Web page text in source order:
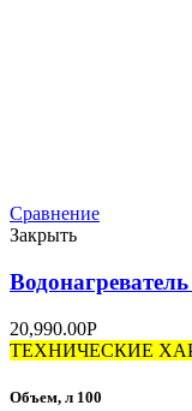
Сравнение
Закрыть
20,990.00Р
ТЕХНИЧЕСКИЕ
Объем, л 100